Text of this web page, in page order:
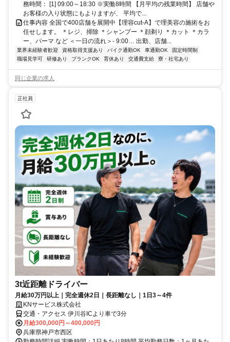
務時間： [1] 09:00～18:30 ※実働8時間 【月平均の残業時間】 店舗や
お客様の入り状態にもよりますが、 平均で...
仕事内容 全国で400店舗を展開中【理容cut-A】で理美容の施術をお
任せします。 ＊レジ、掃除 ＊シャンプー ＊顔剃り ＊カット ＊カラ
ー、パーマ など ＜一日の流れ＞- 9:00… 出勤、店舗...
業界未経験者歓迎 資格取得支援あり バイク通勤OK 車通勤OK
固定時間制
職場見学可
研修あり ブランクOK 育休あり 交通費支給 寮・社宅あり
同じ企業の求人
正社員
3t近距離ドライバー
月給30万円以上｜完全週休2日｜長距離なし｜1日3～4件
KNサービス株式会社
交通・アクセス 伊川谷ICより車で3分
月給300,000円～400,000円
兵庫県神戸市西区